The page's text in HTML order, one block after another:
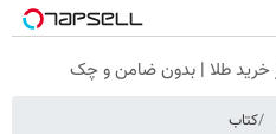
کتاب